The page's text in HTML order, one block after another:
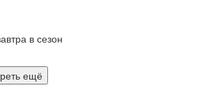
в сезон
ещё